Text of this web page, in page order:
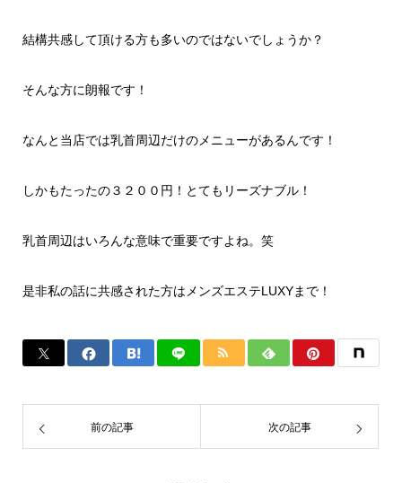
結構共感して頂ける方も多いのではないでしょうか？
そんな方に朗報です！
なんと当店では乳首周辺だけのメニューがあるんです！
しかもたったの３２００円！とてもリーズナブル！
乳首周辺はいろんな意味で重要ですよね。笑
是非私の話に共感された方はメンズエステLUXYまで！
前の記事 次の記事